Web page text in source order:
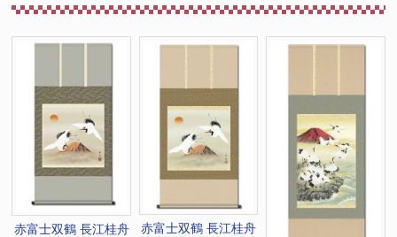
赤富士双鶴 長江桂舟
赤富士双鶴 長江桂舟